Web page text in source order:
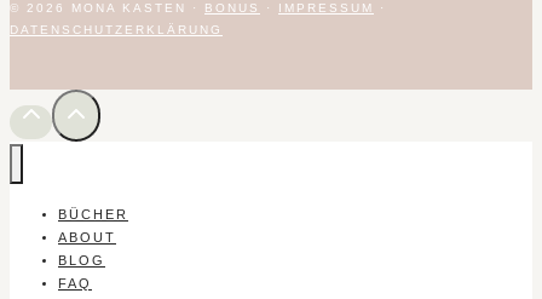
© 2026 MONA KASTEN · BONUS · IMPRESSUM
·
DATENSCHUTZERKLÄRUNG
BÜCHER
ABOUT
BLOG
FAQ